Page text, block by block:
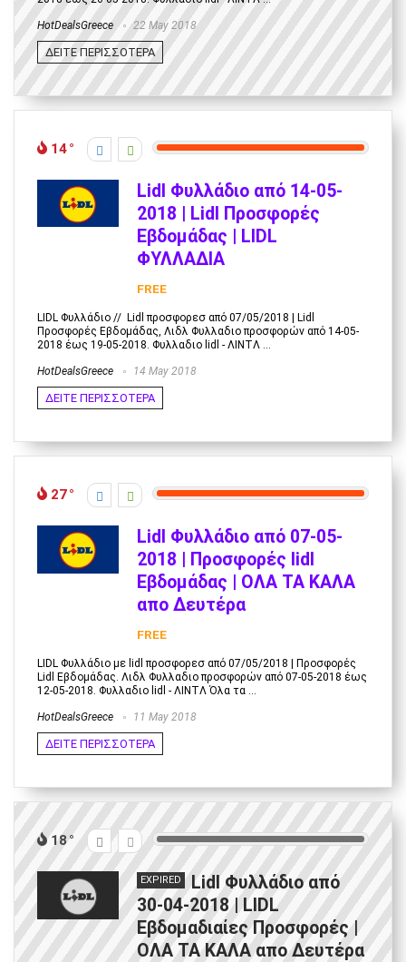
HotDealsGreece 22 May 2018
ΔΕΙΤΕ ΠΕΡΙΣΣΟΤΕΡΑ
14
Lidl Φυλλάδιο από 14-05-
2018 | Lidl Προσφορές
Εβδομάδας | LIDL
ΦΥΛΛΑΔΙΑ
FREE
LIDL Φυλλάδιο // Lidl προσφορεσ από 07/05/2018 | Lidl
Προσφορές Εβδομάδας, Λιδλ Φυλλαδιο προσφορών από 14-05-
2018 έως 19-05-2018. Φυλλαδιο lidl - ΛΙΝΤΛ ...
HotDealsGreece 14 May 2018
ΔΕΙΤΕ ΠΕΡΙΣΣΟΤΕΡΑ
27
Lidl Φυλλάδιο από 07-05-
2018 | Προσφορές lidl
Εβδομάδας | ΟΛΑ ΤΑ ΚΑΛΑ
απο Δευτέρα
FREE
LIDL Φυλλάδιο με lidl προσφορεσ από 07/05/2018 | Προσφορές
Lidl Εβδομάδας. Λιδλ Φυλλαδιο προσφορών από 07-05-2018 έως
12-05-2018. Φυλλαδιο lidl - ΛΙΝΤΛ Όλα τα ...
HotDealsGreece 11 May 2018
ΔΕΙΤΕ ΠΕΡΙΣΣΟΤΕΡΑ
18
EXPIRED
Lidl Φυλλάδιο από
30-04-2018 | LIDL
Εβδομαδιαίες Προσφορές |
ΟΛΑ ΤΑ ΚΑΛΑ απο Δευτέρα